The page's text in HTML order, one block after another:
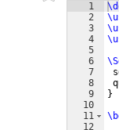
1
2
3
4
5
6
7
8
9
10
11
12
}